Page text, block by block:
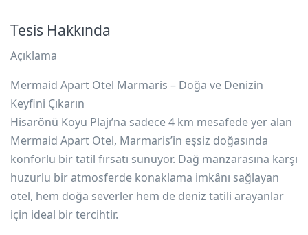
Tesis Hakkında
Açıklama
Mermaid Apart Otel Marmaris – Doğa ve Denizin
Keyfini Çıkarın
Hisarönü Koyu Plajı’na sadece 4 km mesafede yer alan
Mermaid Apart Otel, Marmaris’in eşsiz doğasında
konforlu bir tatil fırsatı sunuyor. Dağ manzarasına karşı
huzurlu bir atmosferde konaklama imkânı sağlayan
otel, hem doğa severler hem de deniz tatili arayanlar
için ideal bir tercihtir.